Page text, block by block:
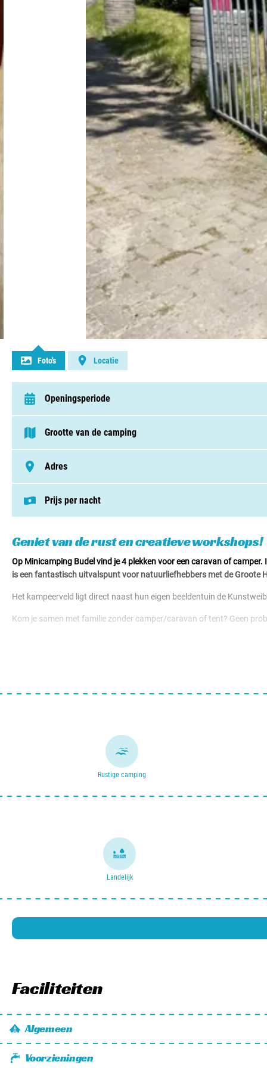
Nieuws / blog
Over Campingzoeker
Veel gestelde vragen
Meld mijn camping aan
Samenwerken / adverteren
Foto's Locatie
Geniet van de rust en creatieve workshops!
Op Minicamping Budel vind je 4 plekken voor een caravan of
is een fantastisch uitvalspunt voor natuurliefhebbers met de Groote
Het kampeerveld ligt direct naast hun eigen beeldentuin de
Kom je samen met familie zonder camper/caravan of tent? Geen
Rustige camping
Landelijk
Openingsperiode
van 1 april t/m 31 oktober
Grootte van de camping
< 75 plaatsen
Adres
Grensweg 64, 6021 JX, Budel
Prijs per nacht
Staanplaatsen v.a. € 22,01
Faciliteiten
Algemeen
Oplaadpunt elektrische auto
Voorzieningen